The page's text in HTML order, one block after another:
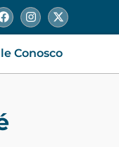
Conosco